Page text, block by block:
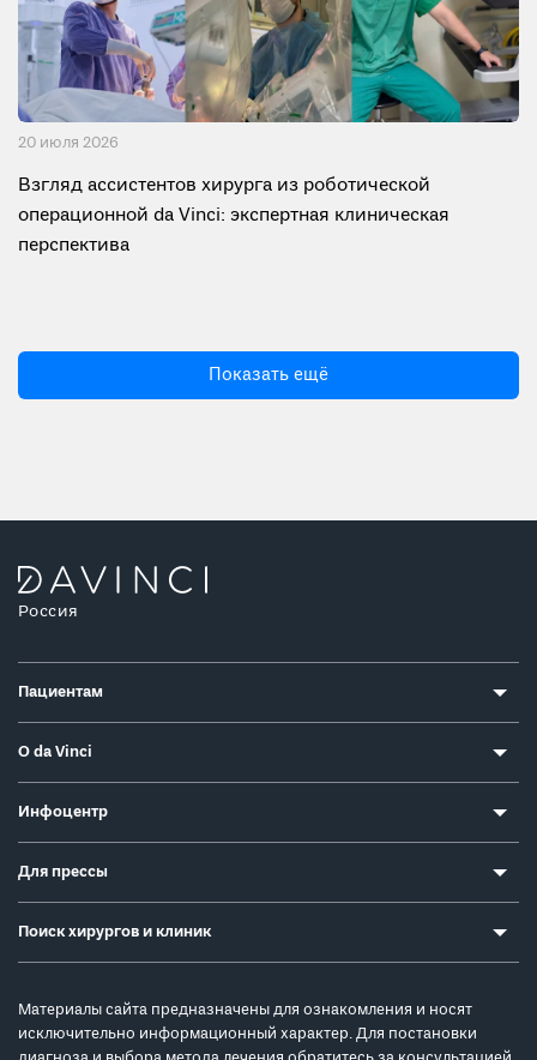
20 июля 2026
Взгляд ассистентов хирурга из роботической
операционной da Vinci: экспертная клиническая
перспектива
Показать ещё
Россия
Пациентам
О da Vinci
Инфоцентр
Для прессы
Поиск хирургов и клиник
Материалы сайта предназначены для ознакомления и носят
исключительно информационный характер. Для постановки